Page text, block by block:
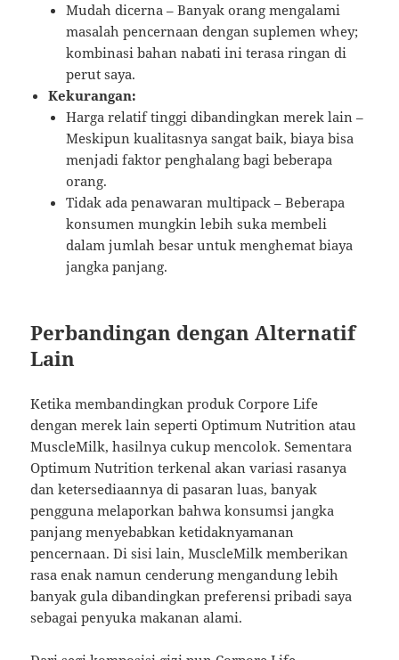
Mudah dicerna – Banyak orang mengalami
masalah pencernaan dengan suplemen whey;
kombinasi bahan nabati ini terasa ringan di
perut saya.
Kekurangan:
Harga relatif tinggi dibandingkan merek lain –
Meskipun kualitasnya sangat baik, biaya bisa
menjadi faktor penghalang bagi beberapa
orang.
Tidak ada penawaran multipack – Beberapa
konsumen mungkin lebih suka membeli
dalam jumlah besar untuk menghemat biaya
jangka panjang.
Perbandingan dengan Alternatif
Lain
Ketika membandingkan produk Corpore Life
dengan merek lain seperti Optimum Nutrition atau
MuscleMilk, hasilnya cukup mencolok. Sementara
Optimum Nutrition terkenal akan variasi rasanya
dan ketersediaannya di pasaran luas, banyak
pengguna melaporkan bahwa konsumsi jangka
panjang menyebabkan ketidaknyamanan
pencernaan. Di sisi lain, MuscleMilk memberikan
rasa enak namun cenderung mengandung lebih
banyak gula dibandingkan preferensi pribadi saya
sebagai penyuka makanan alami.